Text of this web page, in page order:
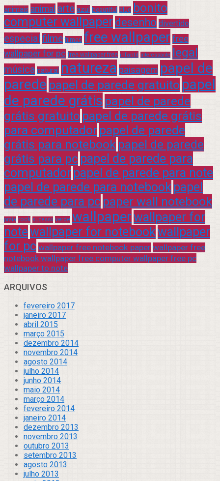
animais animal arte azul beautiful blue bonito
computer wallpaper desenho divertido
especial filme filmes free wallpaper free
wallpaper for pc free wallpaper free infantil interessante legal
música natural natureza paisagem papel de
parede papel de parede gratuito papel
de parede grátis papel de parede
grátis gratuito papel de parede grátis
para computador papel de parede
grátis para notebook papel de parede
grátis para pc papel de parede para
computador papel de parede para note
papel de parede para notebook papel
de parede para pc paper wall notebook
praia rock sucesso verde wallpaperwallpaper for
notewallpaper for notebookwallpaper
for pc wallpaper free notebook paper wallpaper free
notebook wallpaper free computer wallpaper free pc
wallpaper to note
ARQUIVOS
fevereiro 2017
janeiro 2017
abril 2015
março 2015
dezembro 2014
novembro 2014
agosto 2014
julho 2014
junho 2014
maio 2014
março 2014
fevereiro 2014
janeiro 2014
dezembro 2013
novembro 2013
outubro 2013
setembro 2013
agosto 2013
julho 2013